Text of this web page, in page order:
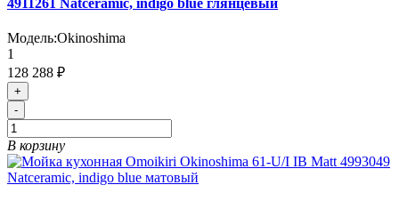
4911261 Natceramic, indigo blue глянцевый
Модель:Okinoshima
1
128 288 ₽
+
-
В корзину